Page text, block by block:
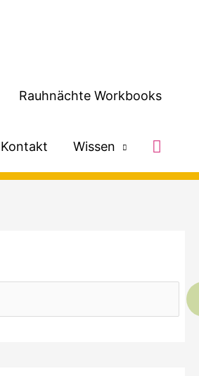
Rauhnächte Workbooks
Kontakt Wissen